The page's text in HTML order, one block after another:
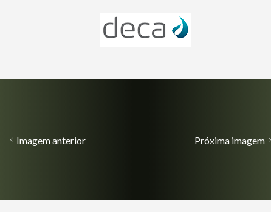
Imagem anterior Próxima imagem